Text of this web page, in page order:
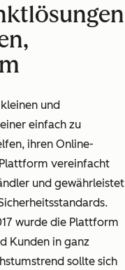
und
einfach zu
ihren Online-
vereinfacht
und gewährleistet
wurde die Plattform
Kunden in ganz
sollte sich